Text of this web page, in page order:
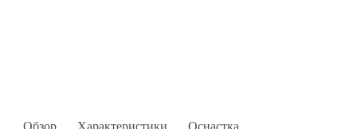
Обзор Характеристики
Оснастка